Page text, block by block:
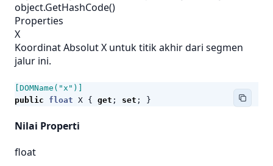
object.GetHashCode()
Properties
X
Koordinat Absolut X untuk titik akhir dari segmen
jalur ini.
[DOMName("x")]
public
float X { get ; set ; }
Nilai Properti
float